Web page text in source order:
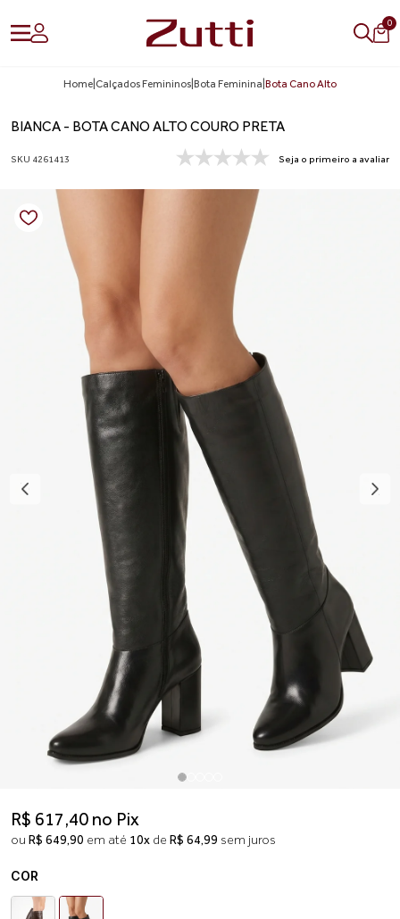
0
Home Calçados Femininos Bota Feminina Bota Cano Alto
BIANCA - BOTA CANO ALTO COURO PRETA
SKU 4261413 Seja o primeiro a avaliar
R$ 617,40 no Pix
ou R$ 649,90 em até 10x de R$ 64,99 sem juros
COR